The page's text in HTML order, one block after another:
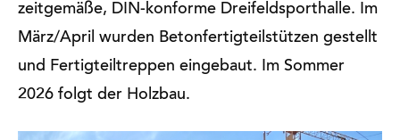
zeitgemäße, DIN-konforme Dreifeldsporthalle. Im
März/April wurden Betonfertigteilstützen gestellt
und Fertigteiltreppen eingebaut. Im Sommer
2026 folgt der Holzbau.